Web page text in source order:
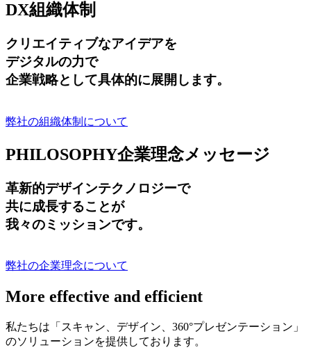
DX組織体制
クリエイティブなアイデアを
デジタルの力で
企業戦略として具体的に展開します。
弊社の組織体制について
PHILOSOPHY企業理念メッセージ
革新的デザインテクノロジーで
共に成長することが
我々のミッションです。
弊社の企業理念について
More effective and efficient
私たちは「スキャン、デザイン、360°プレゼンテーション」
のソリューションを提供しております。